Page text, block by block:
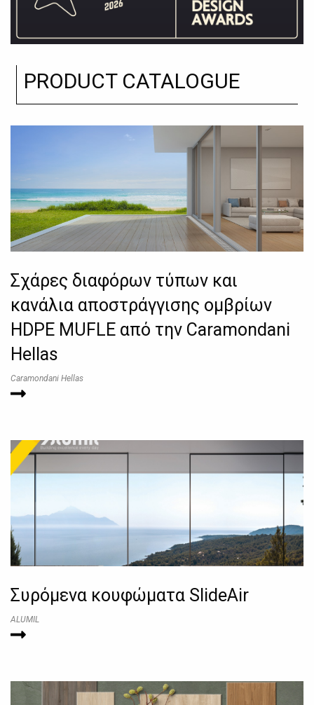
PRODUCT CATALOGUE
Σχάρες διαφόρων τύπων και
κανάλια αποστράγγισης ομβρίων
HDPE MUFLE από την Caramondani
Hellas
Caramondani Hellas
Συρόμενα κουφώματα SlideAir
ALUMIL